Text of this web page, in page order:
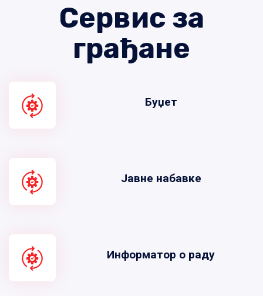
Сервис за
грађане
Буџет
Јавне набавке
Информатор о раду